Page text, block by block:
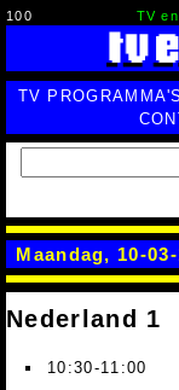
100 TV
TV PROGRAMMA'S
Maandag, 10-
Nederland 1
10:30-11:00